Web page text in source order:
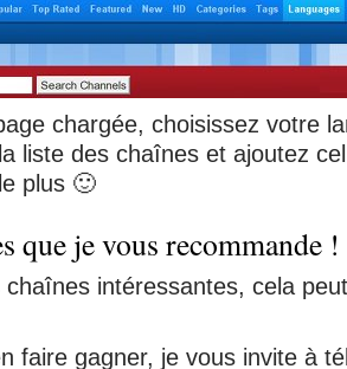
chargée, choisissez votre
liste des chaînes et ajoutez
plus 🙂
que je vous recommande !
chaînes intéressantes, cela
faire gagner, je vous invite à